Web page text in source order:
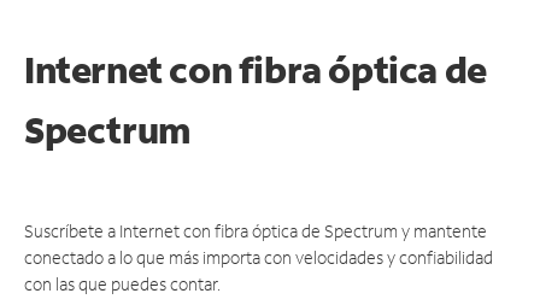
Internet con fibra óptica de
Spectrum
Suscríbete a Internet con fibra óptica de Spectrum y mantente
conectado a lo que más importa con velocidades y confiabilidad
con las que puedes contar.